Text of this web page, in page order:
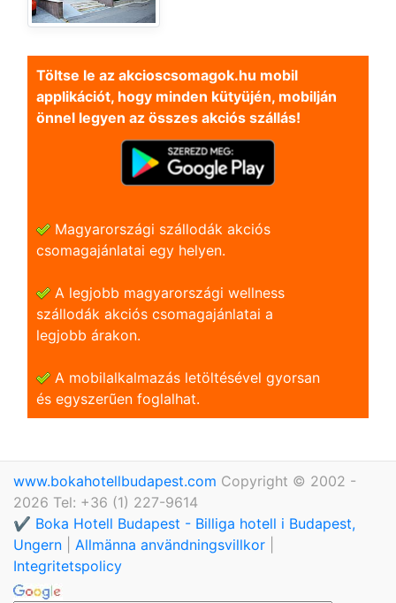
Töltse le az akcioscsomagok.hu mobil
applikációt, hogy minden kütyüjén, mobilján
önnel legyen az összes akciós szállás!
Magyarországi szállodák akciós
csomagajánlatai egy helyen.
A legjobb magyarországi wellness
szállodák akciós csomagajánlatai a
legjobb árakon.
A mobilalkalmazás letöltésével gyorsan
és egyszerũen foglalhat.
www.bokahotellbudapest.com Copyright © 2002 -
2026 Tel: +36 (1) 227-9614
✔️ Boka Hotell Budapest - Billiga hotell i Budapest,
Ungern
Allmänna användningsvillkor
Integritetspolicy